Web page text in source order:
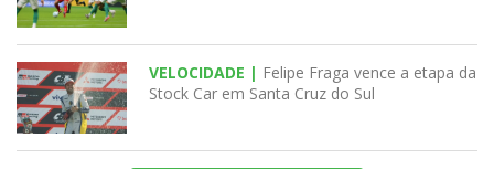
VELOCIDADE | Felipe Fraga vence a etapa da
Stock Car em Santa Cruz do Sul